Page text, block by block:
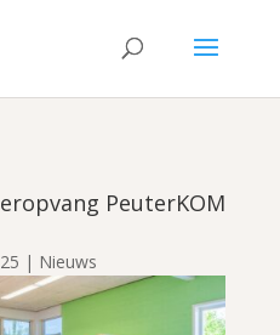
PeuterKOM
| Nieuws